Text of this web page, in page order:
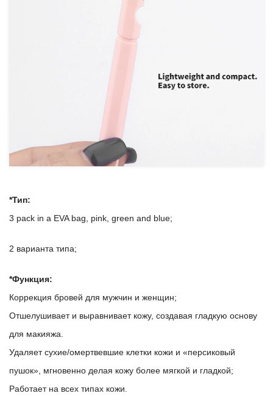
*Тип:
3 pack in a EVA bag, pink, green and blue;
2 варианта типа;
*Функция:
Коррекция бровей для мужчин и женщин;
Отшелушивает и выравнивает кожу, создавая гладкую основу
для макияжа.
Удаляет сухие/омертвевшие клетки кожи и «персиковый
пушок», мгновенно делая кожу более мягкой и гладкой;
Работает на всех типах кожи.